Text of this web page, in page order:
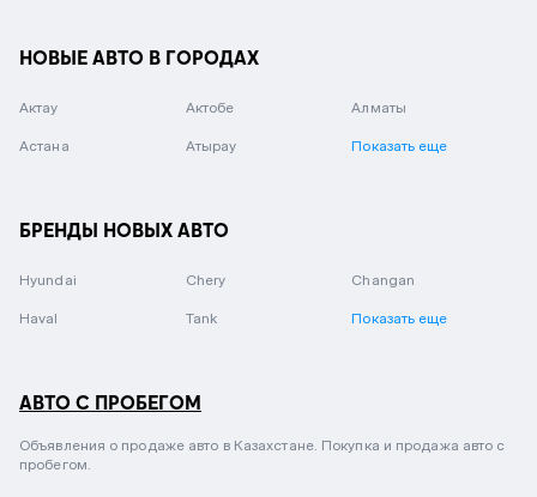
НОВЫЕ АВТО В ГОРОДАХ
Актау Актобе Алматы
Астана Атырау Показать еще
БРЕНДЫ НОВЫХ АВТО
Hyundai Chery Changan
Haval Tank Показать еще
АВТО С ПРОБЕГОМ
Объявления о продаже авто в Казахстане. Покупка и продажа авто с
пробегом.